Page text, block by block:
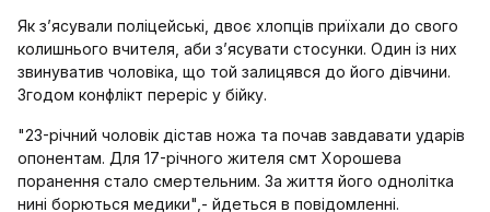
Як з’ясували поліцейські, двоє хлопців приїхали до свого
колишнього вчителя, аби з’ясувати стосунки. Один із них
звинуватив чоловіка, що той залицявся до його дівчини.
Згодом конфлікт переріс у бійку.
"23-річний чоловік дістав ножа та почав завдавати ударів
опонентам. Для 17-річного жителя смт Хорошева
поранення стало смертельним. За життя його однолітка
нині борються медики",- йдеться в повідомленні.